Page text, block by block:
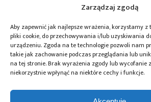
Zarządzaj zgodą
Aby zapewnić jak najlepsze wrażenia, korzystamy
pliki cookie, do przechowywania i/lub uzyskiwania
urządzeniu. Zgoda na te technologie pozwoli nam
takie jak zachowanie podczas przeglądania lub
na tej stronie. Brak wyrażenia zgody lub wycofanie
niekorzystnie wpłynąć na niektóre cechy i funkcje.
Przeczytaj również:
Uzbrojenia
polskie przenośne